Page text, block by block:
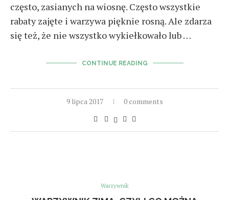
często, zasianych na wiosnę. Często wszystkie
rabaty zajęte i warzywa pięknie rosną. Ale zdarza
się też, że nie wszystko wykiełkowało lub …
CONTINUE READING
9 lipca 2017 0 comments
Warzywnik